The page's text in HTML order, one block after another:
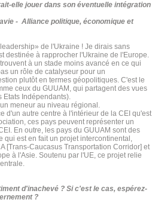
elle jouer dans son éventuelle intégration
- Alliance politique, économique et
de l'Ukraine ! Je dirais sans
destinée à rapprocher l'Ukraine de l'Europe.
à un stade moins avancé en ce qui
un rôle de catalyseur pour un
plutôt en termes géopolitiques. C'est le
ceux du GUUAM, qui partagent des vues
Etats Indépendants).
meneur au niveau régional.
d'un autre centre à l'intérieur de la CEI qu'est
ces pays peuvent représenter un
En outre, les pays du GUUAM sont des
qui est en fait un projet intercontinental,
[Trans-Caucasus Transportation Corridor] et
à l'Asie. Soutenu par l'UE, ce projet relie
d'inachevé ? Si c'est le cas, espérez-
?